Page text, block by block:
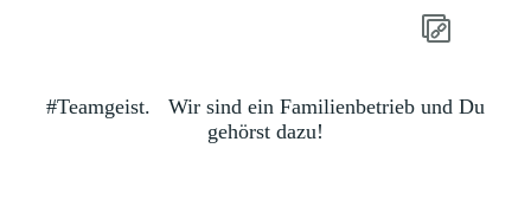
#Teamgeist.
Wir sind ein Familienbetrieb und Du
gehörst dazu!